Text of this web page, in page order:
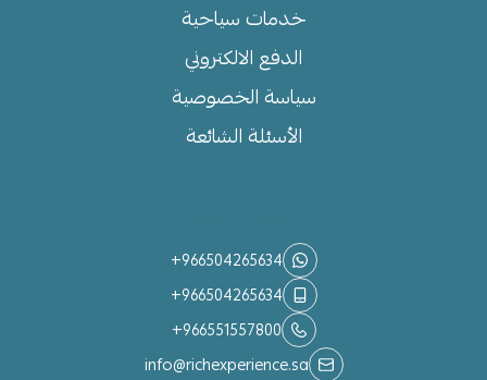
خدمات سياحية
الدفع الالكتروني
سياسة الخصوصية
الأسئلة الشائعة
+966504265634
+966504265634
+966551557800
info@richexperience.sa